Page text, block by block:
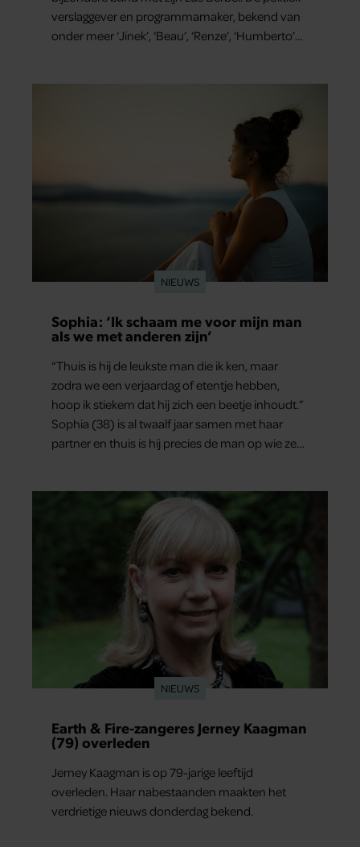
verslaggever en programmamaker, bekend van
onder meer ‘Jinek’, ‘Beau’, ‘Renze’, ‘Humberto’
NIEUWS
Sophia: ‘Ik schaam me voor mijn man
als we met anderen zijn’
“Thuis is hij de leukste man die ik ken, maar
zodra we een verjaardag of etentje hebben,
hoop ik stiekem dat hij zich een beetje inhoudt.”
Sophia (38) is al twaalf jaar samen met haar
partner en thuis is hij precies de man op wie ze
ze samen onder de mensen zijn.
NIEUWS
Earth & Fire-zangeres Jerney Kaagman
(79) overleden
Jerney Kaagman is op 79-jarige leeftijd
overleden. Haar nabestaanden maakten het
verdrietige nieuws donderdag bekend.